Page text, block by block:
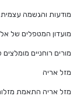
מודעות והגשמה עצמית
מועדון המטפלים של
מורים רוחניים
מזל אריה
מזל אריה התאמת